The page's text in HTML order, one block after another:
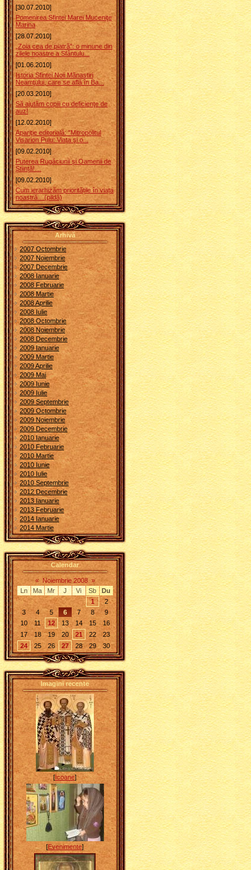
[30.07.2010]
Pomenirea Sfintei Marei Muceniţe
Marina
[28.07.2010]
„Zoia cea de piatră”: o minune din
zilele noastre a Sfântulu...
[01.06.2010]
Istoria Sfintei Noii Mănastiri
Neamţului, care se află în Ba...
[20.03.2010]
Să ajutăm copiii cu deficienţe de
auz!
[12.02.2010]
Apariţie editorială: "Mitropolitul
Visarion Puiu: Viaţa şi o...
[09.02.2010]
Puterea Rugăciunii și Oamenii de
Știință!…
[09.02.2010]
Cum ierarhizăm prioritățile în viața
noastră…(pildă)
Arhivă
2007 Octombrie
2007 Noiembrie
2007 Decembrie
2008 Ianuarie
2008 Februarie
2008 Martie
2008 Aprilie
2008 Iulie
2008 Octombrie
2008 Noiembrie
2008 Decembrie
2009 Ianuarie
2009 Martie
2009 Aprilie
2009 Mai
2009 Iunie
2009 Iulie
2009 Septembrie
2009 Octombrie
2009 Noiembrie
2009 Decembrie
2010 Ianuarie
2010 Februarie
2010 Martie
2010 Iunie
2010 Iulie
2010 Septembrie
2012 Decembrie
2013 Ianuarie
2013 Februarie
2014 Ianuarie
2014 Martie
Calendar
« Noiembrie 2008 »
Ln
Ma Mr J Vi Sb
Du
1
2
3
4 5 6 7 8
9
10
11 12 13 14 15
16
17
18 19 20 21 22
23
24
25 26 27 28 29 30
Imagini recente
[Icoane]
[Evenimente]